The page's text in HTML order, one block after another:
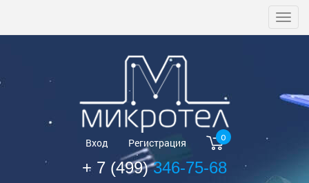
Вход Регистрация 0
+ 7 (499)346-75-68